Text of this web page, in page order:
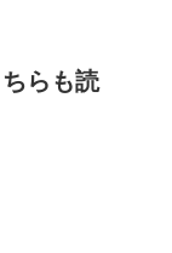
らも読